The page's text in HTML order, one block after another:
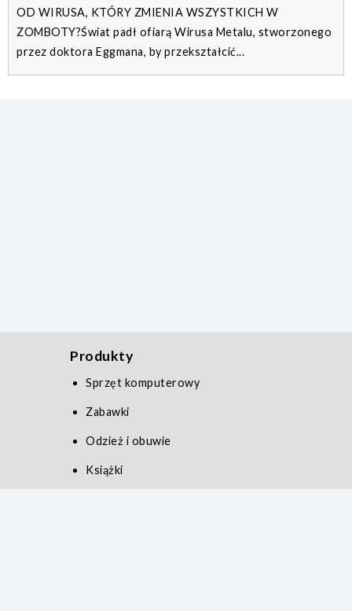
OD WIRUSA, KTÓRY ZMIENIA WSZYSTKICH W
ZOMBOTY?Świat padł ofiarą Wirusa Metalu, stworzonego
przez doktora Eggmana, by przekształcić...
Produkty
Sprzęt komputerowy
Zabawki
Odzież i obuwie
Książki